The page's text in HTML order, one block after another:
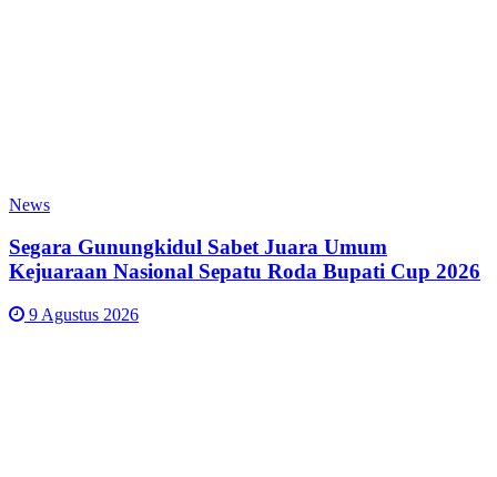
News
Segara Gunungkidul Sabet Juara Umum
Kejuaraan Nasional Sepatu Roda Bupati Cup 2026
9 Agustus 2026